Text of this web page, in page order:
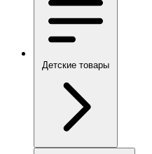
Детские товары